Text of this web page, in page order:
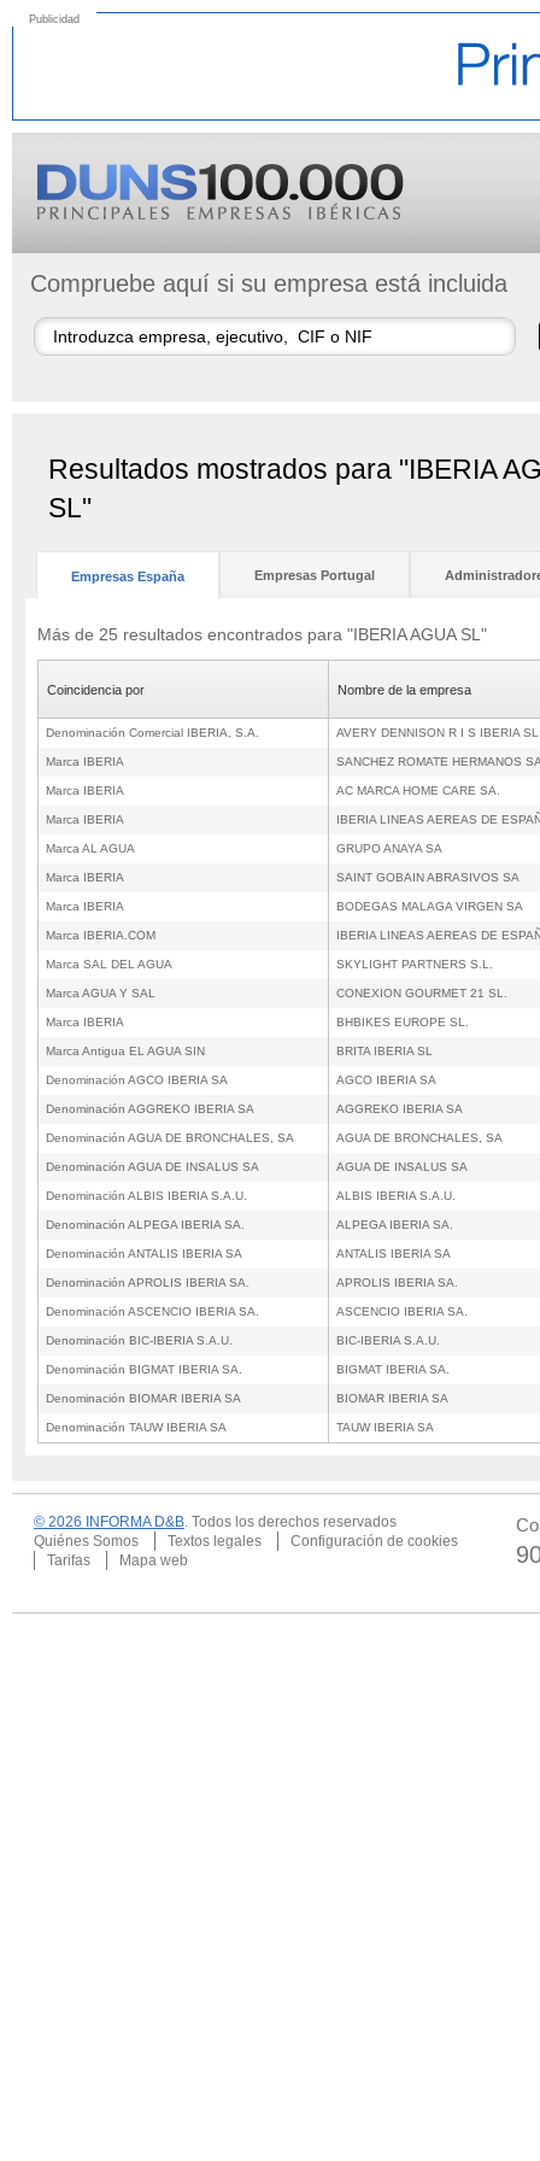
Publicidad
Compruebe aquí si su empresa está incluida
Resultados mostrados para "IBERIA
SL"
Empresas España Empresas Portugal
Más de 25 resultados encontrados para "IBERIA AGUA SL"
Coincidencia por Nombre de la empresa
Denominación Comercial IBERIA, S.A. AVERY DENNISON R I S IBERIA SL
Marca IBERIA SANCHEZ ROMATE HERMANOS
Marca IBERIA AC MARCA HOME CARE SA.
Marca IBERIA IBERIA LINEAS AEREAS DE
Marca AL AGUA GRUPO ANAYA SA
Marca IBERIA SAINT GOBAIN ABRASIVOS SA
Marca IBERIA BODEGAS MALAGA VIRGEN SA
Marca IBERIA.COM IBERIA LINEAS AEREAS DE
Marca SAL DEL AGUA SKYLIGHT PARTNERS S.L.
Marca AGUA Y SAL CONEXION GOURMET 21 SL.
Marca IBERIA BHBIKES EUROPE SL.
Marca Antigua EL AGUA SIN BRITA IBERIA SL
Denominación AGCO IBERIA SA AGCO IBERIA SA
Denominación AGGREKO IBERIA SA AGGREKO IBERIA SA
Denominación AGUA DE BRONCHALES, SA AGUA DE BRONCHALES, SA
Denominación AGUA DE INSALUS SA AGUA DE INSALUS SA
Denominación ALBIS IBERIA S.A.U. ALBIS IBERIA S.A.U.
Denominación ALPEGA IBERIA SA. ALPEGA IBERIA SA.
Denominación ANTALIS IBERIA SA ANTALIS IBERIA SA
Denominación APROLIS IBERIA SA. APROLIS IBERIA SA.
Denominación ASCENCIO IBERIA SA. ASCENCIO IBERIA SA.
Denominación BIC-IBERIA S.A.U. BIC-IBERIA S.A.U.
Denominación BIGMAT IBERIA SA. BIGMAT IBERIA SA.
Denominación BIOMAR IBERIA SA BIOMAR IBERIA SA
Denominación TAUW IBERIA SA TAUW IBERIA SA
© 2026 INFORMA D&B. Todos los derechos reservados
Quiénes Somos
Textos legales
Configuración de cookies
Tarifas
Mapa web